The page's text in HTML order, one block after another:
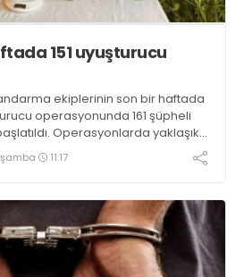
151 uyuşturucu
ekiplerinin son bir haftada
operasyonunda 161 şüpheli
Operasyonlarda yaklaşık
madde ile 121 kök kenevir bitkisi
tutuklandı
11:17